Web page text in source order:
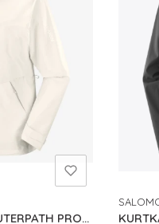
PRO